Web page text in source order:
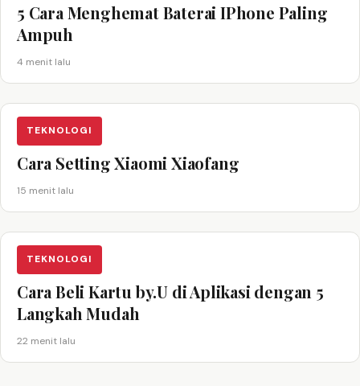
5 Cara Menghemat Baterai IPhone Paling
Ampuh
4 menit lalu
TEKNOLOGI
Cara Setting Xiaomi Xiaofang
15 menit lalu
TEKNOLOGI
Cara Beli Kartu by.U di Aplikasi dengan 5
Langkah Mudah
22 menit lalu